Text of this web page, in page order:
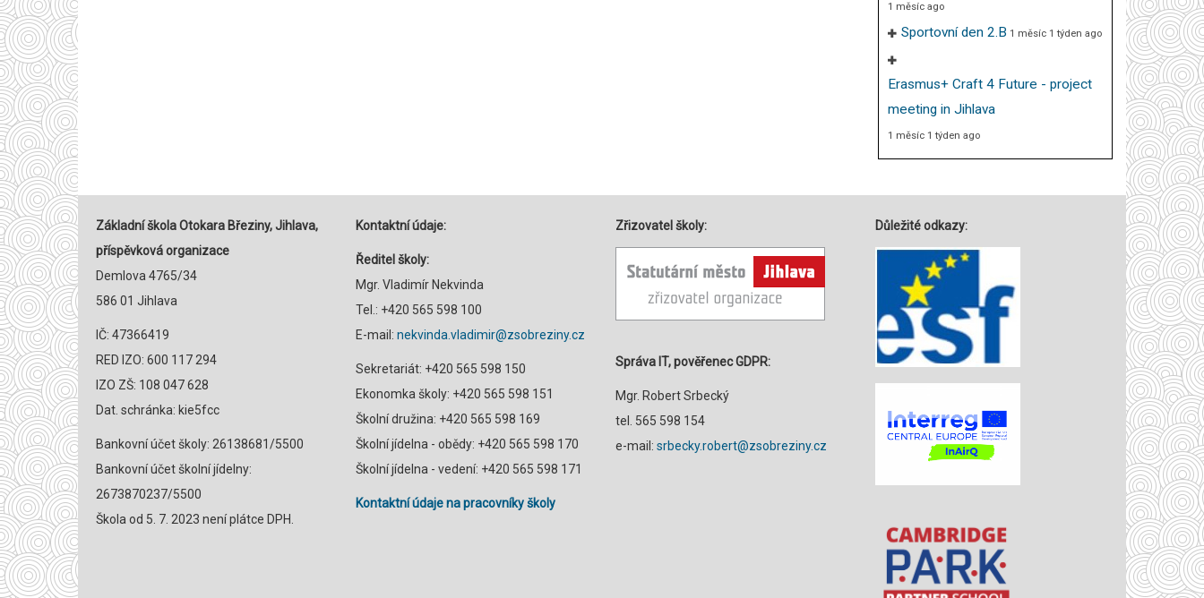
1 měsíc ago
Sportovní den 2.B 1 měsíc 1 týden ago
Erasmus+ Craft 4 Future - project
meeting in Jihlava
1 měsíc 1 týden ago
Základní škola Otokara Březiny, Jihlava,
příspěvková organizace
Demlova 4765/34
586 01 Jihlava
IČ: 47366419
RED IZO: 600 117 294
IZO ZŠ: 108 047 628
Dat. schránka: kie5fcc
Bankovní účet školy: 26138681/5500
Bankovní účet školní jídelny:
2673870237/5500
Škola od 5. 7. 2023 není plátce DPH.
Kontaktní údaje:
Ředitel školy:
Mgr. Vladimír Nekvinda
Tel.: +420 565 598 100
E-mail: nekvinda.vladimir@zsobreziny.cz
Sekretariát: +420 565 598 150
Ekonomka školy: +420 565 598 151
Školní družina: +420 565 598 169
Školní jídelna - obědy: +420 565 598 170
Školní jídelna - vedení: +420 565 598 171
Kontaktní údaje na pracovníky školy
Zřizovatel školy:
Správa IT, pověřenec GDPR:
Mgr. Robert Srbecký
tel. 565 598 154
e-mail: srbecky.robert@zsobreziny.cz
Důležité odkazy: